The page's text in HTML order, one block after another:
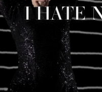
I HATE